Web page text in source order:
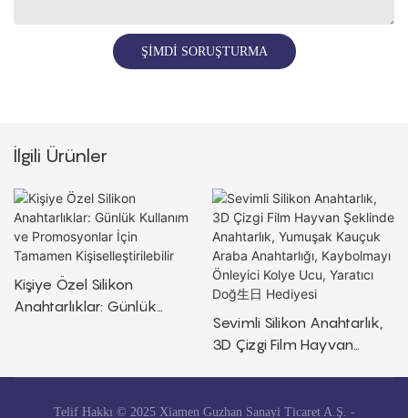
ŞIMDI SORUŞTURMA
İlgili Ürünler
Kişiye Özel Silikon
Anahtarlıklar: Günlük
Sevimli Silikon Anahtarlık,
3D Çizgi Film Hayvan
Anahtarlığı, Kaybolmayı
Telif Hakkı © 2025 Xiamen Guzhan Sanayi Ticaret A.Ş. -